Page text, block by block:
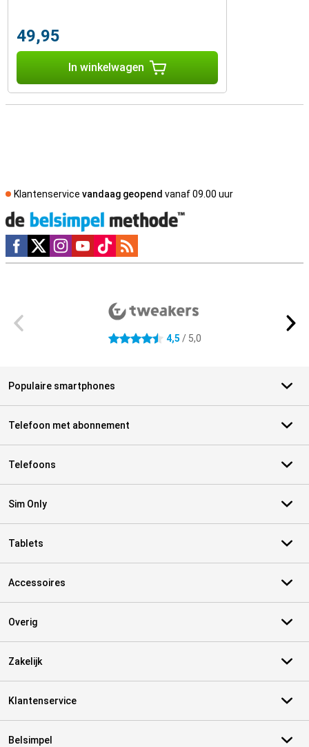
49,95
In winkelwagen
Klantenservice vandaag geopend vanaf 09.00 uur
Social media
4.5 sterren 4,5 / 5,0
Populaire smartphones
Telefoon met abonnement
Telefoons
Sim Only
Tablets
Accessoires
Overig
Zakelijk
Klantenservice
Belsimpel